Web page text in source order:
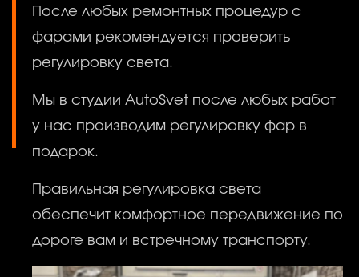
После любых ремонтных процедур с
фарами рекомендуется проверить
регулировку света.
Мы в студии AutoSvet после любых работ
у нас производим регулировку фар в
подарок.
Правильная регулировка света
обеспечит комфортное передвижение по
дороге вам и встречному транспорту.